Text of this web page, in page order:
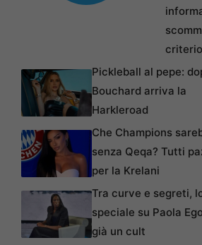
Pickleball al pepe:
Bouchard arriva la
Harkleroad
Che Champions
senza Qeqa? Tutti
per la Krelani
Tra curve e segreti,
speciale su Paola
già un cult